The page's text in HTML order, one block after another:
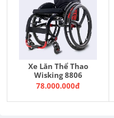
Xe Lăn Thể Thao
Wisking 8806
78.000.000đ